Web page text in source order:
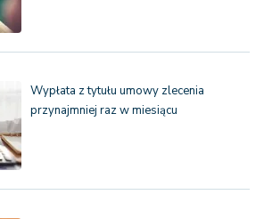
Wypłata z tytułu umowy zlecenia
przynajmniej raz w miesiącu